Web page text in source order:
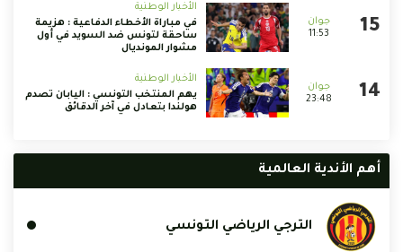
11:53
الأخبار الوطنية
في مباراة الأخطاء الدفاعية : هزيمة
ساحقة لتونس ضد السويد في أول
مشوار المونديال
23:48
الأخبار الوطنية
يهم المنتخب التونسي : اليابان تصدم
هولندا بتعادل في آخر الدقائق
أهم الأندية العالمية
الترجي الرياضي التونسي